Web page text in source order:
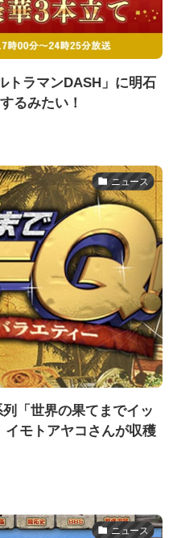
トラマンDASH」に明石
るみたい！
ニュース
「世界の果てまでイッ
イモトアヤコさんが収穫
ニュース